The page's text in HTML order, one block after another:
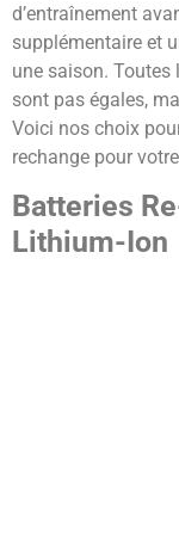
d’entraînement
supplémentaire et
une saison. Toutes
sont pas égales,
Voici nos choix
rechange pour
Batteries
Lithium-Ion